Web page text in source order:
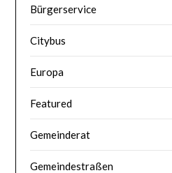
Bürgerservice
Citybus
Europa
Featured
Gemeinderat
Gemeindestraßen